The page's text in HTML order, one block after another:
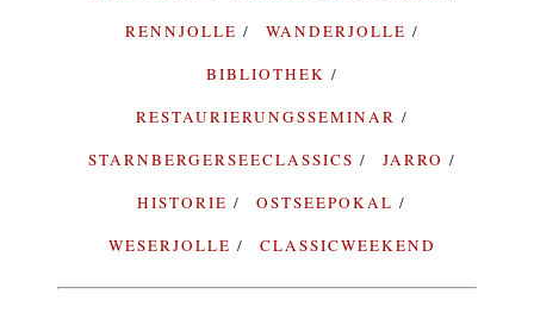
RENNJOLLE
WANDERJOLLE
BIBLIOTHEK
RESTAURIERUNGSSEMINAR
STARNBERGERSEECLASSICS
JARRO
HISTORIE
OSTSEEPOKAL
WESERJOLLE
CLASSICWEEKEND